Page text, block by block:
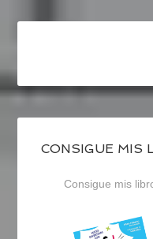
CONSIGUE MIS
Consigue mis